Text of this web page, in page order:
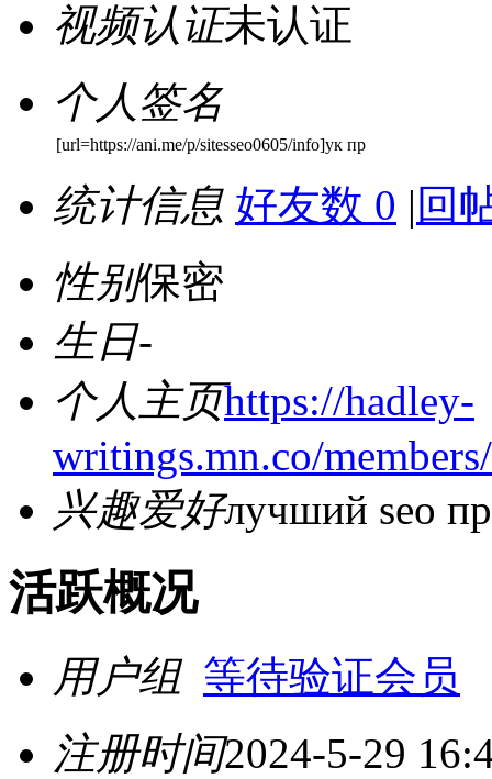
视频认证未认证
个人签名
[url=https://ani.me/p/sitesseo0605/info]ук пр
统计信息 好友数 0 | 回
性别保密
生日-
个人主页https://hadley-
writings.mn.co/
兴趣爱好лучший seo
活跃概况
用户组 等待验证会员
注册时间2024-5-29